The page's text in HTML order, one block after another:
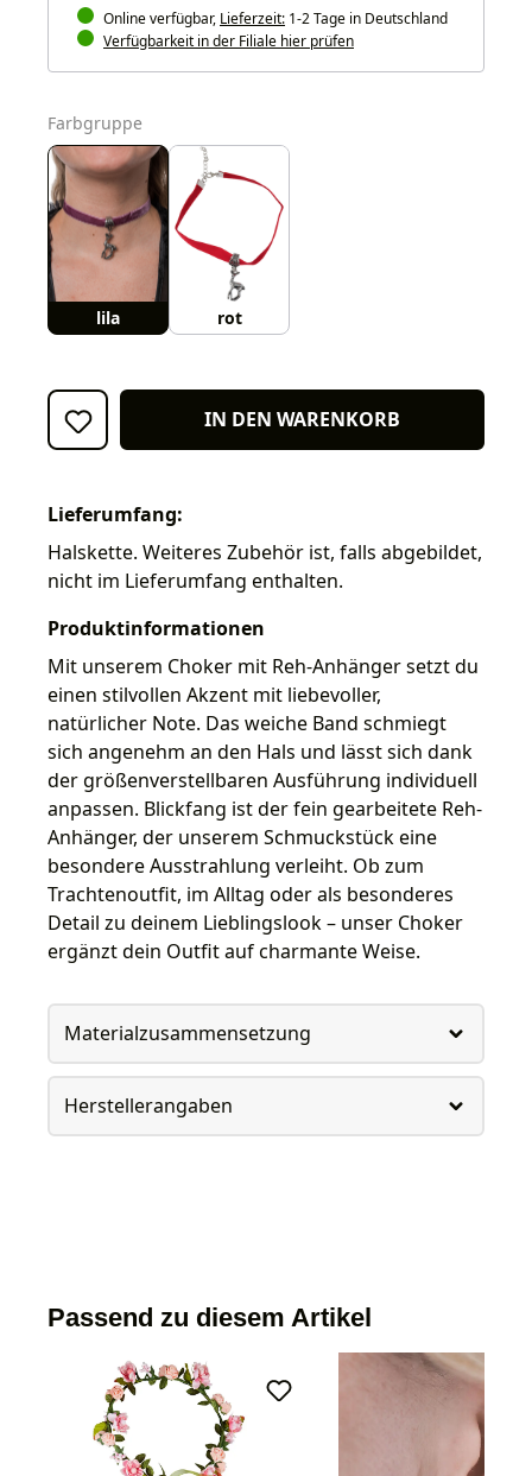
Online verfügbar, Lieferzeit: 1-2 Tage in Deutschland
Verfügbarkeit in der Filiale hier prüfen
Farbgruppe
lila rot
IN DEN WARENKORB
Lieferumfang:
Halskette. Weiteres Zubehör ist, falls abgebildet,
nicht im Lieferumfang enthalten.
Produktinformationen
Mit unserem Choker mit Reh-Anhänger setzt du
einen stilvollen Akzent mit liebevoller,
natürlicher Note. Das weiche Band schmiegt
sich angenehm an den Hals und lässt sich dank
der größenverstellbaren Ausführung individuell
anpassen. Blickfang ist der fein gearbeitete Reh-
Anhänger, der unserem Schmuckstück eine
besondere Ausstrahlung verleiht. Ob zum
Trachtenoutfit, im Alltag oder als besonderes
Detail zu deinem Lieblingslook – unser Choker
ergänzt dein Outfit auf charmante Weise.
Materialzusammensetzung
Herstellerangaben
Passend zu diesem Artikel